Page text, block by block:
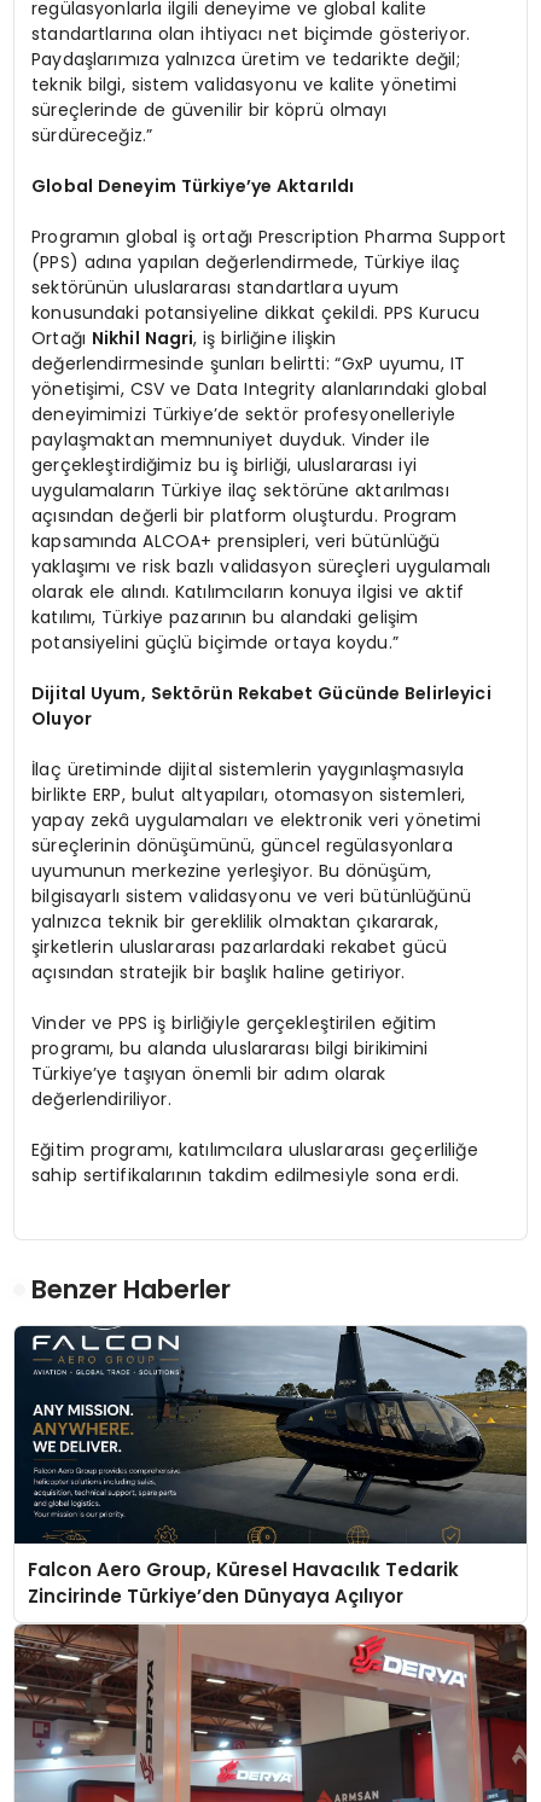
regülasyonlarla ilgili deneyime ve global kalite
standartlarına olan ihtiyacı net biçimde gösteriyor.
Paydaşlarımıza yalnızca üretim ve tedarikte değil;
teknik bilgi, sistem validasyonu ve kalite yönetimi
süreçlerinde de güvenilir bir köprü olmayı
sürdüreceğiz.”
Global Deneyim Türkiye’ye Aktarıldı
Programın global iş ortağı Prescription Pharma Support
(PPS) adına yapılan değerlendirmede, Türkiye ilaç
sektörünün uluslararası standartlara uyum
konusundaki potansiyeline dikkat çekildi. PPS Kurucu
Ortağı Nikhil Nagri, iş birliğine ilişkin
değerlendirmesinde şunları belirtti: “GxP uyumu, IT
yönetişimi, CSV ve Data Integrity alanlarındaki global
deneyimimizi Türkiye’de sektör profesyonelleriyle
paylaşmaktan memnuniyet duyduk. Vinder ile
gerçekleştirdiğimiz bu iş birliği, uluslararası iyi
uygulamaların Türkiye ilaç sektörüne aktarılması
açısından değerli bir platform oluşturdu. Program
kapsamında ALCOA+ prensipleri, veri bütünlüğü
yaklaşımı ve risk bazlı validasyon süreçleri uygulamalı
olarak ele alındı. Katılımcıların konuya ilgisi ve aktif
katılımı, Türkiye pazarının bu alandaki gelişim
potansiyelini güçlü biçimde ortaya koydu.”
Dijital Uyum, Sektörün Rekabet Gücünde Belirleyici
Oluyor
İlaç üretiminde dijital sistemlerin yaygınlaşmasıyla
birlikte ERP, bulut altyapıları, otomasyon sistemleri,
yapay zekâ uygulamaları ve elektronik veri yönetimi
süreçlerinin dönüşümünü, güncel regülasyonlara
uyumunun merkezine yerleşiyor. Bu dönüşüm,
bilgisayarlı sistem validasyonu ve veri bütünlüğünü
yalnızca teknik bir gereklilik olmaktan çıkararak,
şirketlerin uluslararası pazarlardaki rekabet gücü
açısından stratejik bir başlık haline getiriyor.
Vinder ve PPS iş birliğiyle gerçekleştirilen eğitim
programı, bu alanda uluslararası bilgi birikimini
Türkiye’ye taşıyan önemli bir adım olarak
değerlendiriliyor.
Eğitim programı, katılımcılara uluslararası geçerliliğe
sahip sertifikalarının takdim edilmesiyle sona erdi.
Benzer Haberler
Falcon Aero Group, Küresel Havacılık Tedarik
Zincirinde Türkiye’den Dünyaya Açılıyor